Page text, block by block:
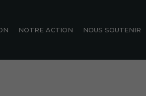
NOTRE ACTION NOUS SOUTENIR